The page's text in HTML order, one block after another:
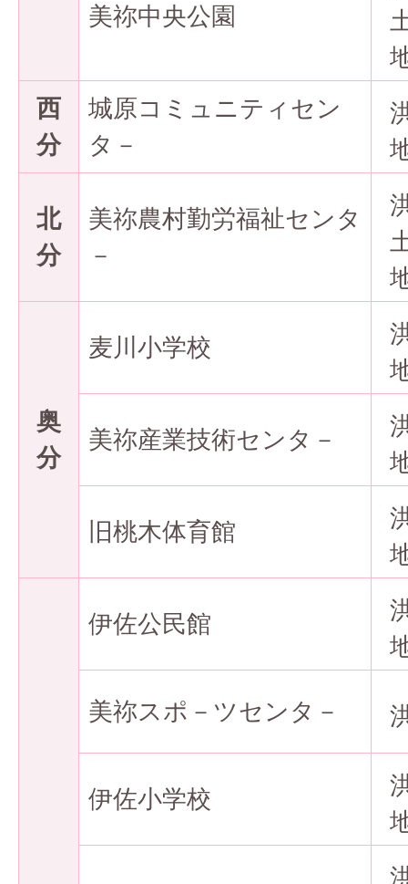
美祢中央公園
西
分
城原コミュニティセン
タ－
北
分
美祢農村勤労福祉センタ
－
奥
分
麦川小学校
美祢産業技術センタ－
旧桃木体育館
伊佐公民館
美祢スポ－ツセンタ－
伊佐小学校